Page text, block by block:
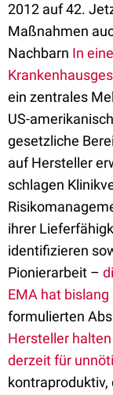
2012 auf 42.
Maßnahmen
Nachbarn In
ein zentrales
US-
gesetzliche
auf Hersteller
schlagen
ihrer
identifizieren
Pionierarbeit –
EMA hat
formulierten
Hersteller
derzeit für